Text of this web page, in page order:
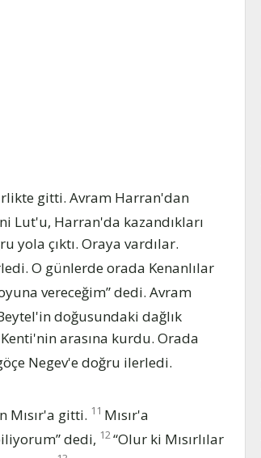
gitti. Avram Harran'dan
Lut'u, Harran'da kazandıkları
yola çıktı. Oraya vardılar.
O günlerde orada Kenanlılar
vereceğim” dedi. Avram
doğusundaki dağlık
arasına kurdu. Orada
Negev'e doğru ilerledi.
Mısır'a gitti. 11 Mısır'a
dedi, 12 “Olur ki Mısırlılar